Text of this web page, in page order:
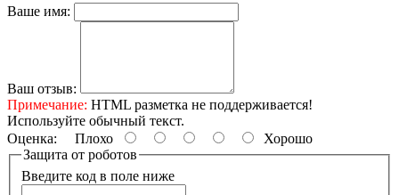
Ваше имя:
Ваш отзыв:
Примечание: HTML разметка не поддерживается!
Используйте обычный текст.
Оценка: Плохо
Хорошо
Защита от роботов
Введите код в поле ниже